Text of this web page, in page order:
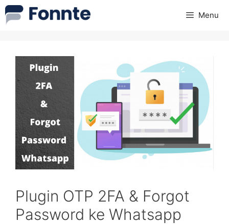
Skip
to
Menu
Plugin OTP 2FA & Forgot
Password ke Whatsapp